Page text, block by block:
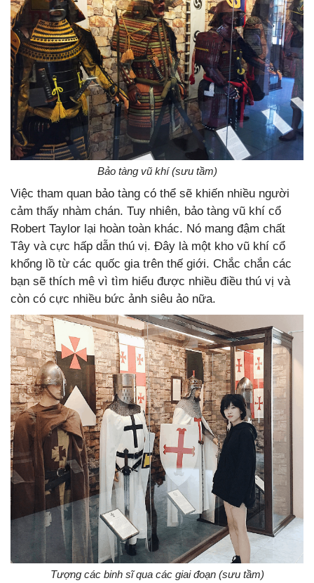
Bảo tàng vũ khí (sưu tầm)
Việc tham quan bảo tàng có thể sẽ khiến nhiều người
cảm thấy nhàm chán. Tuy nhiên, bảo tàng vũ khí cổ
Robert Taylor lại hoàn toàn khác. Nó mang đậm chất
Tây và cực hấp dẫn thú vị. Đây là một kho vũ khí cổ
khổng lồ từ các quốc gia trên thế giới. Chắc chắn các
bạn sẽ thích mê vì tìm hiểu được nhiều điều thú vị và
còn có cực nhiều bức ảnh siêu ảo nữa.
Tượng các binh sĩ qua các giai đoạn (sưu tầm)